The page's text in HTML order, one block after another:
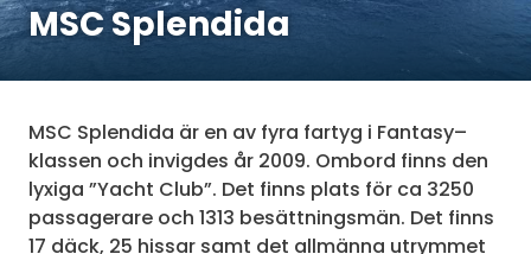
MSC Splendida
MSC Splendida är en av fyra fartyg i Fantasy–
klassen och invigdes år 2009. Ombord finns den
lyxiga ”Yacht Club”. Det finns plats för ca 3250
passagerare och 1313 besättningsmän. Det finns
17 däck, 25 hissar samt det allmänna utrymmet